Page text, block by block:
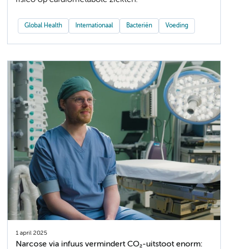
Global Health Internationaal Bacteriën Voeding
1 april 2025
Narcose via infuus vermindert CO₂-uitstoot enorm: